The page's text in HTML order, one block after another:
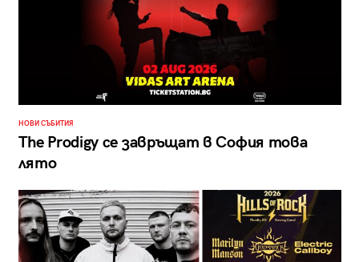
НОВИ СЪБИТИЯ
The Prodigy се завръщат в София това
лято